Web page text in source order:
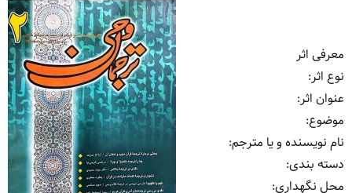
معرفی اثر
نوع اثر:
عنوان اثر:
موضوع:
نام نویسنده و یا مترجم:
دسته بندی:
محل نگهداری: